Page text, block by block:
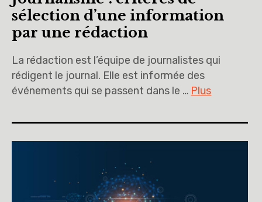
sélection d’une information
par une rédaction
La rédaction est l’équipe de journalistes qui
rédigent le journal. Elle est informée des
événements qui se passent dans le … Plus